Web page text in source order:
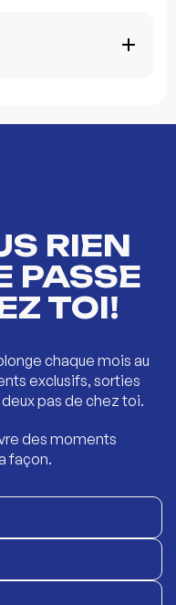
RIEN
PASSE
TOI!
chaque mois au
exclusifs, sorties
pas de chez toi.
des moments
façon.